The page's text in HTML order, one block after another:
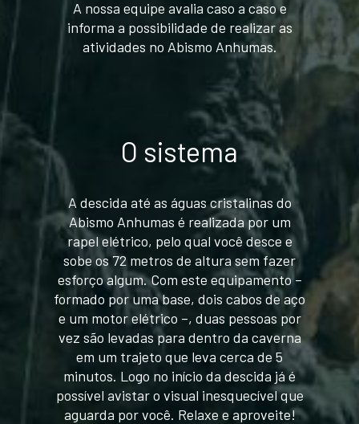
A nossa equipe avalia caso a caso e
informa a possibilidade de realizar as
atividades no Abismo Anhumas.
O sistema
A descida até as águas cristalinas do
Abismo Anhumas é realizada por um
rapel elétrico, pelo qual você desce e
sobe os 72 metros de altura sem fazer
esforço algum. Com este equipamento –
formado por uma base, dois cabos de aço
e um motor elétrico –, duas pessoas por
vez são levadas para dentro da caverna
em um trajeto que leva cerca de 5
minutos. Logo no início da descida já é
possível avistar o visual inesquecível que
aguarda por você. Relaxe e aproveite!